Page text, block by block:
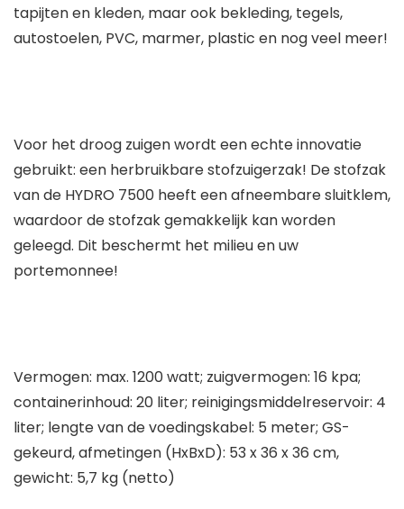
tapijten en kleden, maar ook bekleding, tegels,
autostoelen, PVC, marmer, plastic en nog veel meer!
Voor het droog zuigen wordt een echte innovatie
gebruikt: een herbruikbare stofzuigerzak! De stofzak
van de HYDRO 7500 heeft een afneembare sluitklem,
waardoor de stofzak gemakkelijk kan worden
geleegd. Dit beschermt het milieu en uw
portemonnee!
Vermogen: max. 1200 watt; zuigvermogen: 16 kpa;
containerinhoud: 20 liter; reinigingsmiddelreservoir: 4
liter; lengte van de voedingskabel: 5 meter; GS-
gekeurd, afmetingen (HxBxD): 53 x 36 x 36 cm,
gewicht: 5,7 kg (netto)